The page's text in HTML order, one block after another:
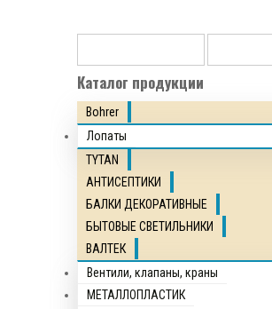
Каталог продукции
Bohrer
Лопаты
TYTAN
АНТИСЕПТИКИ
БАЛКИ ДЕКОРАТИВНЫЕ
БЫТОВЫЕ СВЕТИЛЬНИКИ
ВАЛТЕК
Вентили, клапаны, краны
МЕТАЛЛОПЛАСТИК